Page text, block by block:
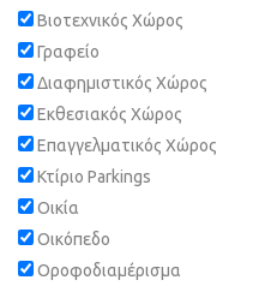
Βιοτεχνικός Χώρος
Γραφείο
Διαφημιστικός Χώρος
Εκθεσιακός Χώρος
Επαγγελματικός Χώρος
Κτίριο Parkings
Οικία
Οικόπεδο
Οροφοδιαμέρισμα